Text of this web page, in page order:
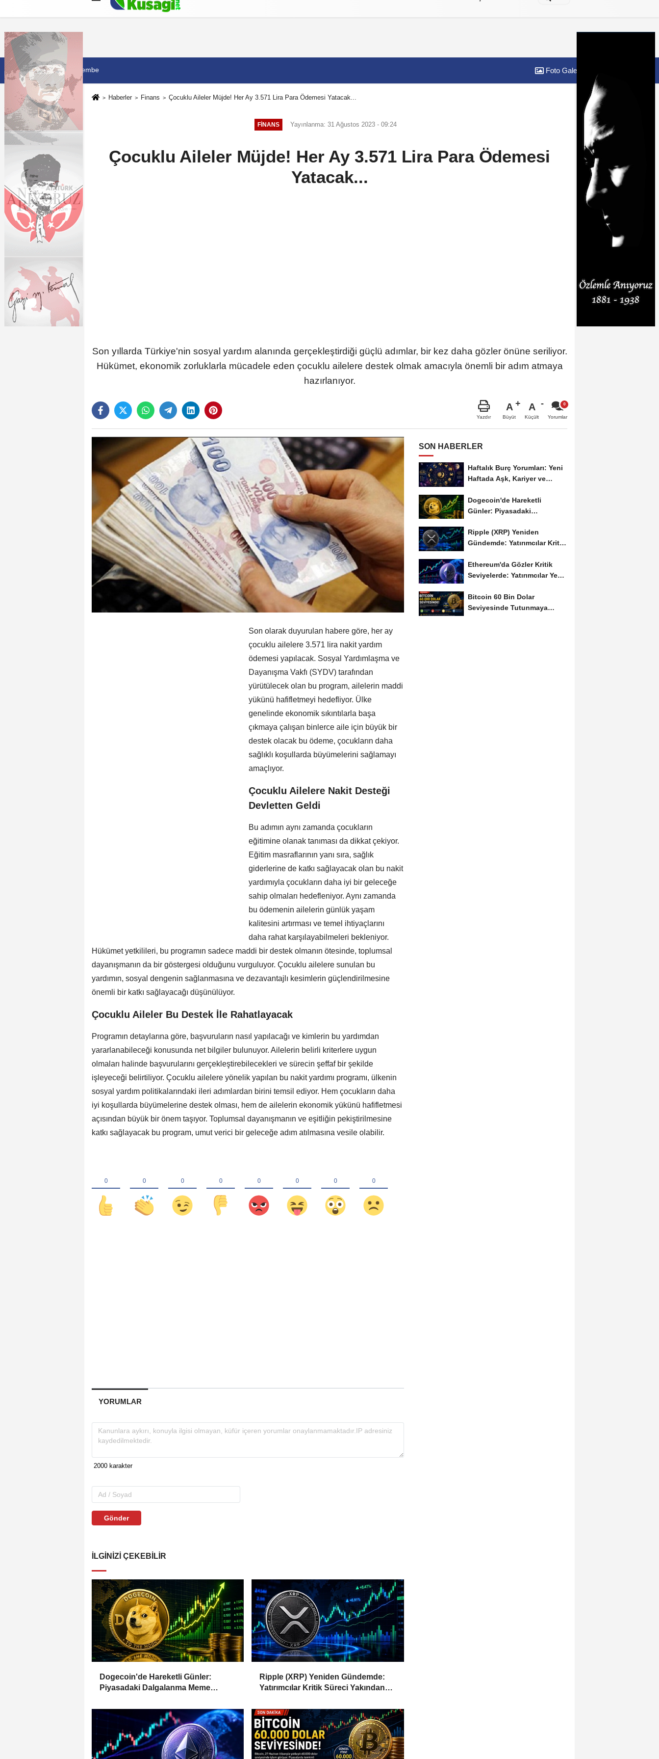
Künye İletişim Çerez Politikası
6 Ağustos 2026, Perşembe Foto Galeri
Haberler Finans Çocuklu Aileler Müjde! Her Ay 3.571 Lira Para Ödemesi Yatacak...
FINANS Yayınlanma: 31 Ağustos 2023 - 09:24
Çocuklu Aileler Müjde! Her Ay 3.571 Lira Para Ödemesi
Yatacak...
Son yıllarda Türkiye'nin sosyal yardım alanında gerçekleştirdiği güçlü adımlar, bir kez daha gözler önüne seriliyor.
Hükümet, ekonomik zorluklarla mücadele eden çocuklu ailelere destek olmak amacıyla önemli bir adım atmaya
hazırlanıyor.
Yazdır
A
Büyüt
A
Küçült Yorumlar
Son olarak duyurulan habere göre, her ay
çocuklu ailelere 3.571 lira nakit yardım
ödemesi yapılacak. Sosyal Yardımlaşma ve
Dayanışma Vakfı (SYDV) tarafından
yürütülecek olan bu program, ailelerin maddi
yükünü hafifletmeyi hedefliyor. Ülke
genelinde ekonomik sıkıntılarla başa
çıkmaya çalışan binlerce aile için büyük bir
destek olacak bu ödeme, çocukların daha
sağlıklı koşullarda büyümelerini sağlamayı
amaçlıyor.
Çocuklu Ailelere Nakit Desteği
Devletten Geldi
Bu adımın aynı zamanda çocukların
eğitimine olanak tanıması da dikkat çekiyor.
Eğitim masraflarının yanı sıra, sağlık
giderlerine de katkı sağlayacak olan bu nakit
yardımıyla çocukların daha iyi bir geleceğe
sahip olmaları hedefleniyor. Aynı zamanda
bu ödemenin ailelerin günlük yaşam
kalitesini artırması ve temel ihtiyaçlarını
daha rahat karşılayabilmeleri bekleniyor.
Hükümet yetkilileri, bu programın sadece maddi bir destek olmanın ötesinde, toplumsal
dayanışmanın da bir göstergesi olduğunu vurguluyor. Çocuklu ailelere sunulan bu
yardımın, sosyal dengenin sağlanmasına ve dezavantajlı kesimlerin güçlendirilmesine
önemli bir katkı sağlayacağı düşünülüyor.
Çocuklu Aileler Bu Destek İle Rahatlayacak
Programın detaylarına göre, başvuruların nasıl yapılacağı ve kimlerin bu yardımdan
yararlanabileceği konusunda net bilgiler bulunuyor. Ailelerin belirli kriterlere uygun
olmaları halinde başvurularını gerçekleştirebilecekleri ve sürecin şeffaf bir şekilde
işleyeceği belirtiliyor. Çocuklu ailelere yönelik yapılan bu nakit yardımı programı, ülkenin
sosyal yardım politikalarındaki ileri adımlardan birini temsil ediyor. Hem çocukların daha
iyi koşullarda büyümelerine destek olması, hem de ailelerin ekonomik yükünü hafifletmesi
açısından büyük bir önem taşıyor. Toplumsal dayanışmanın ve eşitliğin pekiştirilmesine
katkı sağlayacak bu program, umut verici bir geleceğe adım atılmasına vesile olabilir.
YORUMLAR
Gönder
İLGINIZI ÇEKEBILIR
Dogecoin'de Hareketli Günler:
Piyasadaki Dalgalanma Meme
Ripple (XRP) Yeniden Gündemde:
Yatırımcılar Kritik Süreci Yakından
SON HABERLER
Haftalık Burç Yorumları: Yeni
Haftada Aşk, Kariyer ve
Dogecoin'de Hareketli
Günler: Piyasadaki
de...
Ripple (XRP) Yeniden
Gündemde: Yatırımcılar Kritik
Ethereum'da Gözler Kritik
Seviyelerde: Yatırımcılar Yeni
Bitcoin 60 Bin Dolar
Seviyesinde Tutunmaya